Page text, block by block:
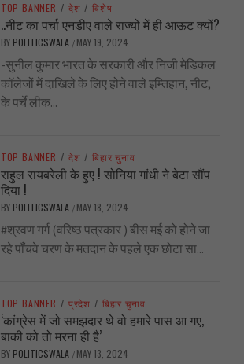
TOP BANNER / देश / विशेष
..नीट का पर्चा एनडीए वाले राज्यों में ही आऊट क्यों?
BY POLITICSWALA / MAY 19, 2024
-सुनील कुमार भारत के सरकारी और निजी मेडिकल
कॉलेजों में दाखिले के लिए होने वाले इम्तिहान, नीट,
के पर्चे लीक...
TOP BANNER / देश / बिहार चुनाव
राहुल रायबरेली के हुए ! सोनिया गांधी ने बेटा सौंप
दिया !
BY POLITICSWALA / MAY 18, 2024
#श्रवण गर्ग (वरिष्ठ पत्रकार ) बीस मई को होने जा
रहे पाँचवे चरण के मतदान के पहले एक छोटा सा...
TOP BANNER / प्रदेश / बिहार चुनाव
‘कांग्रेस में जो समझदार थे वो हमारे पास आ गए,
बाकी को तो मरना ही है’
BY POLITICSWALA / MAY 13, 2024